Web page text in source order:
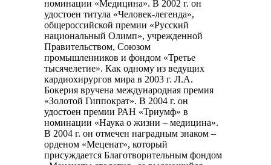
номинации «Медицина». В 2002 г. он
удостоен титула «Человек-легенда»,
общероссийской премии «Русский
национальный Олимп», учрежденной
Правительством, Союзом
промышленников и фондом «Третье
тысячелетие». Как одному из ведущих
кардиохирургов мира в 2003 г. Л.А.
Бокерия вручена международная премия
«Золотой Гиппократ». В 2004 г. он
удостоен премии РАН «Триумф» в
номинации «Наука о жизни – медицина».
В 2004 г. он отмечен наградным знаком –
орденом «Меценат», который
присуждается Благотворительным фондом